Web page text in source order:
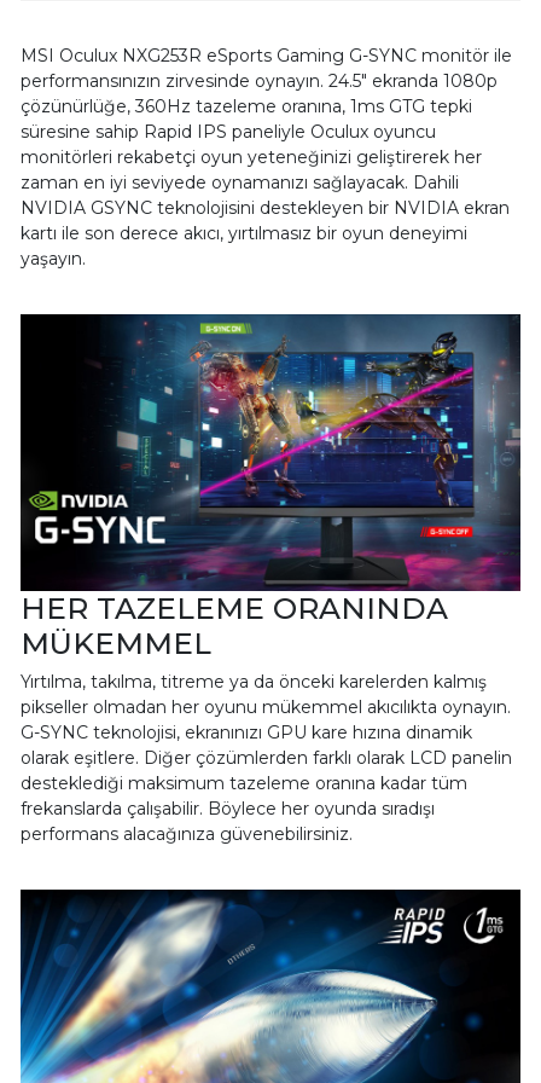
MSI Oculux NXG253R eSports Gaming G-SYNC monitör ile
performansınızın zirvesinde oynayın. 24.5" ekranda 1080p
çözünürlüğe, 360Hz tazeleme oranına, 1ms GTG tepki
süresine sahip Rapid IPS paneliyle Oculux oyuncu
monitörleri rekabetçi oyun yeteneğinizi geliştirerek her
zaman en iyi seviyede oynamanızı sağlayacak. Dahili
NVIDIA GSYNC teknolojisini destekleyen bir NVIDIA ekran
kartı ile son derece akıcı, yırtılmasız bir oyun deneyimi
yaşayın.
HER TAZELEME ORANINDA
MÜKEMMEL
Yırtılma, takılma, titreme ya da önceki karelerden kalmış
pikseller olmadan her oyunu mükemmel akıcılıkta oynayın.
G-SYNC teknolojisi, ekranınızı GPU kare hızına dinamik
olarak eşitlere. Diğer çözümlerden farklı olarak LCD panelin
desteklediği maksimum tazeleme oranına kadar tüm
frekanslarda çalışabilir. Böylece her oyunda sıradışı
performans alacağınıza güvenebilirsiniz.